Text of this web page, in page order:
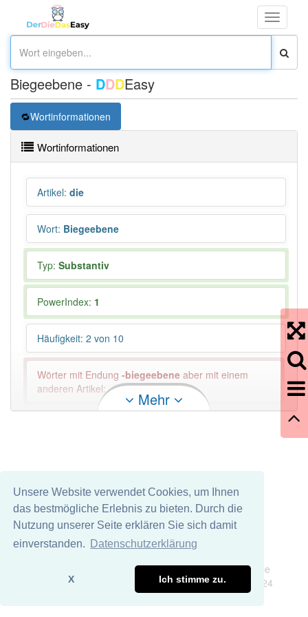
Unsere Website verwendet Cookies, um Ihnen
das bestmögliche Erlebnis zu bieten. Durch die
Nutzung unserer Seite erklären Sie sich damit
einverstanden.
Datenschutzerklärung
X Ich stimme zu.
Toggle
Biegeebene - DDDEasy
Wortinformationen
Wortinformationen
Artikel: die
Wort: Biegeebene
Typ: Substantiv
PowerIndex: 1
Häufigkeit: 2 von 10
Wörter mit Endung -biegeebene aber mit einem
anderen Artikel: -1
Mehr
Wir übernehmen keine Garantie und keine Haftung für die
Richtigkeit und Vollständigkeit dieser Seite. DDDEasy 2024